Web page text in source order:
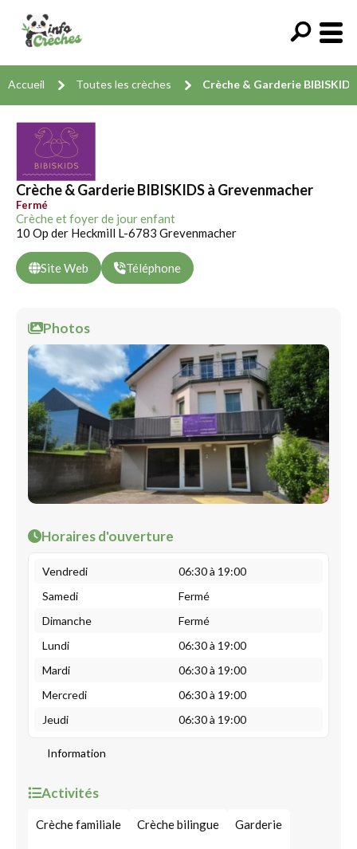
Accueil Toutes les crèches Crèche & Garderie BIBISKIDS
Crèche & Garderie BIBISKIDS à Grevenmacher
Fermé
Crèche et foyer de jour enfant
10 Op der Heckmill L-6783 Grevenmacher
Site Web Téléphone
Photos
Horaires d'ouverture
Vendredi
06:30 à 19:00
Samedi
Fermé
Dimanche
Fermé
Lundi
06:30 à 19:00
Mardi
06:30 à 19:00
Mercredi
06:30 à 19:00
Jeudi
06:30 à 19:00
Information
Activités
Crèche familiale Crèche bilingue Garderie